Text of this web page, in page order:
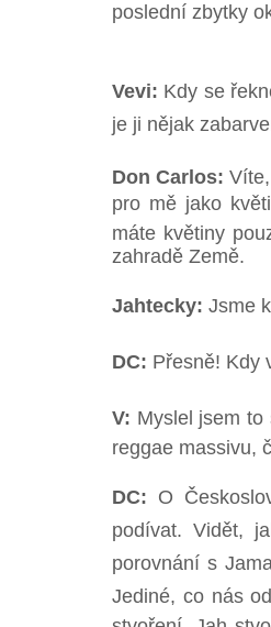
poslední zbytky
Vevi: Kdy se
je ji nějak
Don Carlos:
pro mě jako
máte květiny
zahradě Země.
Jahtecky: Jsme
DC: Přesně!
V: Myslel jsem to
reggae massivu,
DC: O
podívat. Vidět,
porovnání s
Jediné, co nás